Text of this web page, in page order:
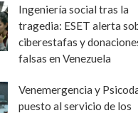
Ingeniería social tras la
tragedia: ESET alerta
ciberestafas y
falsas en Venezuela
Venemergencia y
puesto al servicio de los